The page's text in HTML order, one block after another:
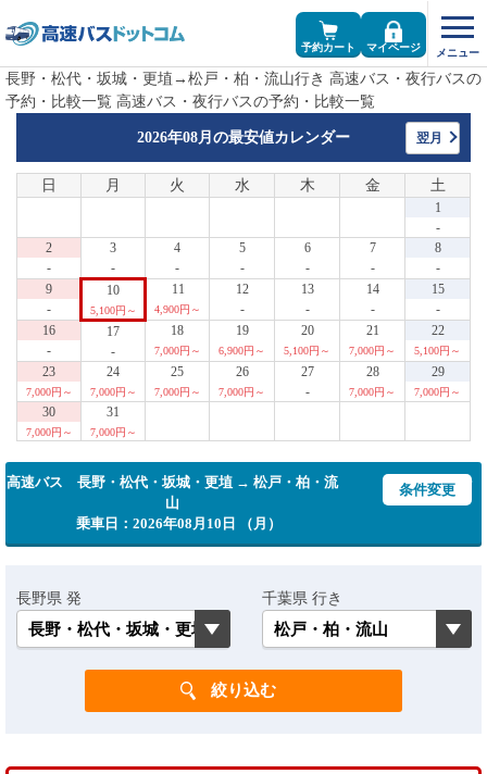
予約カート マイページ
長野・松代・坂城・更埴→松戸・柏・流山行き 高速バス・夜行バスの
予約・比較一覧 高速バス・夜行バスの予約・比較一覧
2026年08月の最安値カレンダー 翌月
日 月 火 水 木 金 土
1
-
2
-
3
-
4
-
5
-
6
-
7
-
8
-
9
-
10
5,100円～
11
4,900円～
12
-
13
-
14
-
15
-
16
-
17
-
18
7,000円～
19
6,900円～
20
5,100円～
21
7,000円～
22
5,100円～
23
7,000円～
24
7,000円～
25
7,000円～
26
7,000円～
27
-
28
7,000円～
29
7,000円～
30
7,000円～
31
7,000円～
高速バス 長野・松代・坂城・更埴 → 松戸・柏・流
山
乗車日：2026年08月10日 （月）
条件変更
長野県 発 千葉県 行き